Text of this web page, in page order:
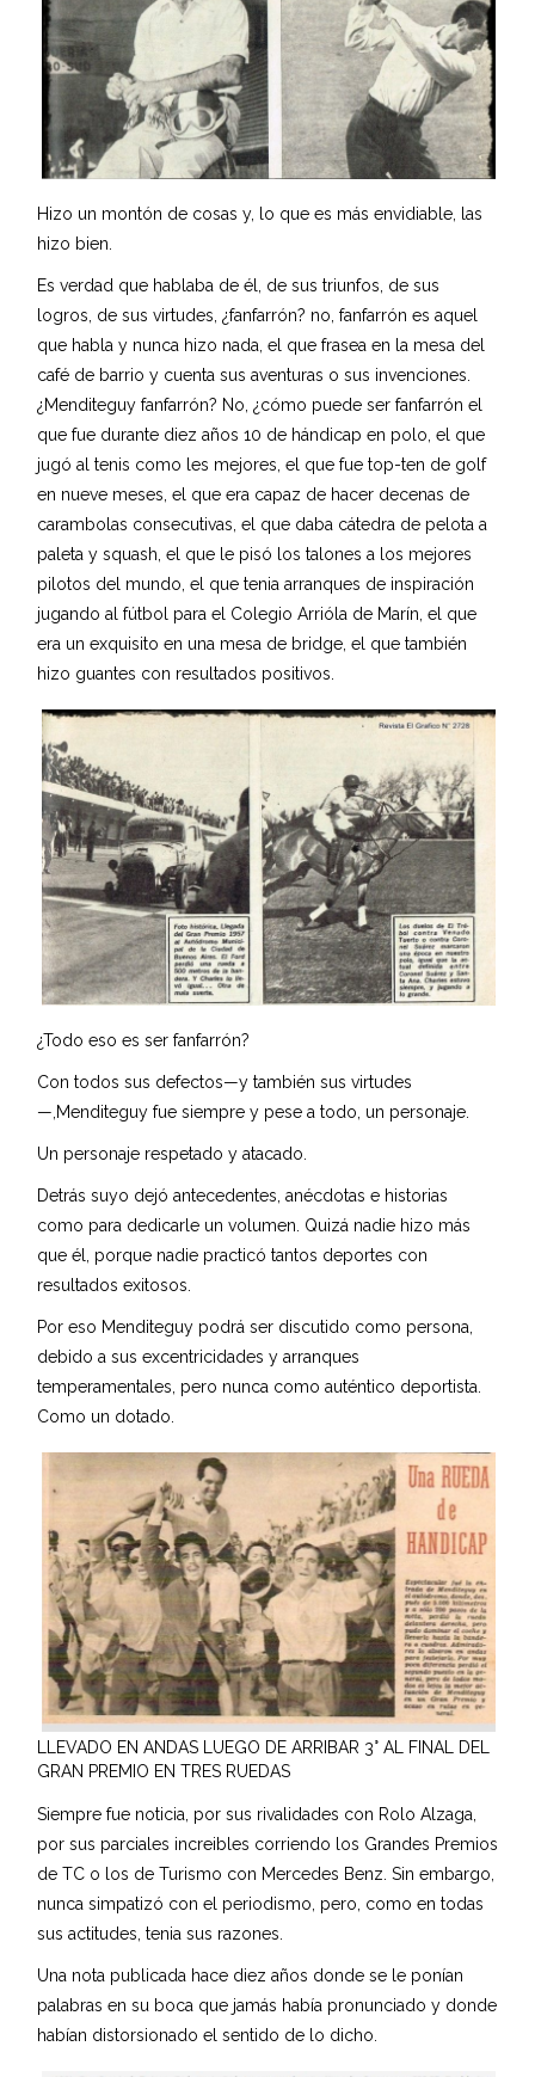
Hizo un montón de cosas y, lo que es más envidiable, las
hizo bien.
Es verdad que hablaba de él, de sus triunfos, de sus
logros, de sus virtudes, ¿fanfarrón? no, fanfarrón es aquel
que habla y nunca hizo nada, el que frasea en la mesa del
café de barrio y cuenta sus aventuras o sus invenciones.
¿Menditeguy fanfarrón? No, ¿cómo puede ser fanfarrón el
que fue durante diez años 10 de hándicap en polo, el que
jugó al tenis como les mejores, el que fue top-ten de golf
en nueve meses, el que era capaz de hacer decenas de
carambolas consecutivas, el que daba cátedra de pelota a
paleta y squash, el que le pisó los talones a los mejores
pilotos del mundo, el que tenia arranques de inspiración
jugando al fútbol para el Colegio Arrióla de Marín, el que
era un exquisito en una mesa de bridge, el que también
hizo guantes con resultados positivos.
¿Todo eso es ser fanfarrón?
Con todos sus defectos—y también sus virtudes
—,Menditeguy fue siempre y pese a todo, un personaje.
Un personaje respetado y atacado.
Detrás suyo dejó antecedentes, anécdotas e historias
como para dedicarle un volumen. Quizá nadie hizo más
que él, porque nadie practicó tantos deportes con
resultados exitosos.
Por eso Menditeguy podrá ser discutido como persona,
debido a sus excentricidades y arranques
temperamentales, pero nunca como auténtico deportista.
Como un dotado.
LLEVADO EN ANDAS LUEGO DE ARRIBAR 3° AL FINAL DEL
GRAN PREMIO EN TRES RUEDAS
Siempre fue noticia, por sus rivalidades con Rolo Alzaga,
por sus parciales increibles corriendo los Grandes Premios
de TC o los de Turismo con Mercedes Benz. Sin embargo,
nunca simpatizó con el periodismo, pero, como en todas
sus actitudes, tenia sus razones.
Una nota publicada hace diez años donde se le ponían
palabras en su boca que jamás había pronunciado y donde
habían distorsionado el sentido de lo dicho.